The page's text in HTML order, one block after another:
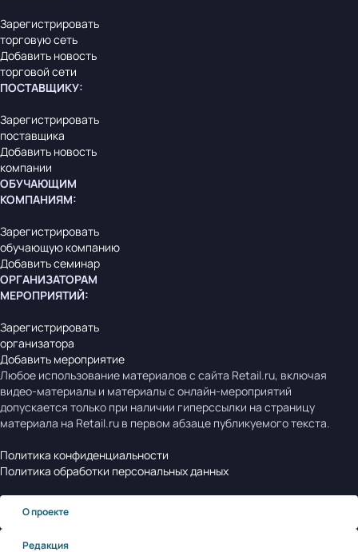
Зарегистрировать
торговую сеть
Добавить новость
торговой сети
ПОСТАВЩИКУ:
Зарегистрировать
поставщика
Добавить новость
компании
ОБУЧАЮЩИМ
КОМПАНИЯМ:
Зарегистрировать
обучающую компанию
Добавить семинар
ОРГАНИЗАТОРАМ
МЕРОПРИЯТИЙ:
Зарегистрировать
организатора
Добавить мероприятие
Любое использование материалов с сайта Retail.ru, включая
видео-материалы и материалы с онлайн-мероприятий
допускается только при наличии гиперссылки на страницу
материала на Retail.ru в первом абзаце публикуемого текста.
Политика конфиденциальности
Политика обработки персональных данных
О проекте
Редакция